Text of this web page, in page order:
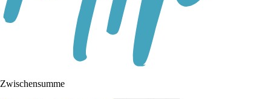
Zwischensumme